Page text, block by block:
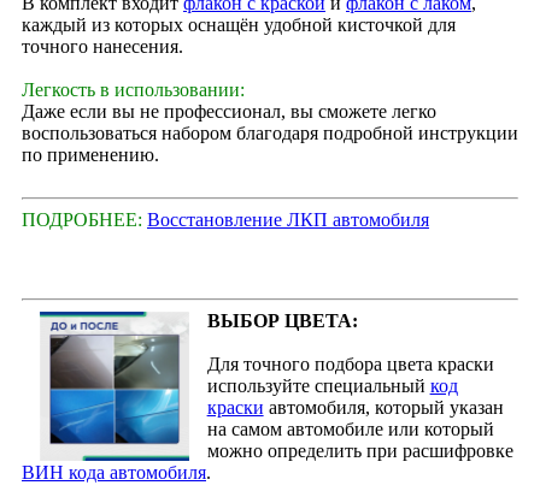
каждый из которых оснащён удобной кисточкой для
точного нанесения.
Легкость в использовании:
Даже если вы не профессионал, вы сможете легко
воспользоваться набором благодаря подробной инструкции
по применению.
ПОДРОБНЕЕ: Восстановление ЛКП автомобиля
ВЫБОР ЦВЕТА:
Для точного подбора цвета краски
используйте специальный код
краски автомобиля, который указан
на самом автомобиле или который
можно определить при расшифровке
ВИН кода автомобиля.